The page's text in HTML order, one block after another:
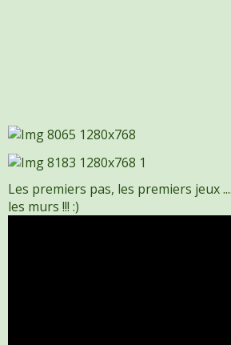
Les premiers pas, les premiers jeux
les murs !!! :)